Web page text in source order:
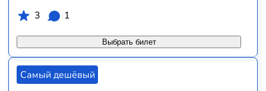
Выбрать билет
3
1
Самый дешёвый